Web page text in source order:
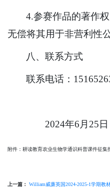
4.参赛作品的著作
无偿将其用于非营利性
八、联系方式
联系电话：
2024年6月25日
附件：耕读教育农业生物学通识科普课件征集
上一篇： William威廉英国2024-2025-1学期教